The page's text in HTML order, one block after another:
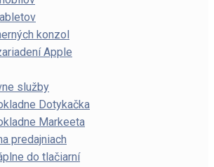
konzol
Apple
služby
Dotykačka
Markeeta
predajniach
do tlačiarní